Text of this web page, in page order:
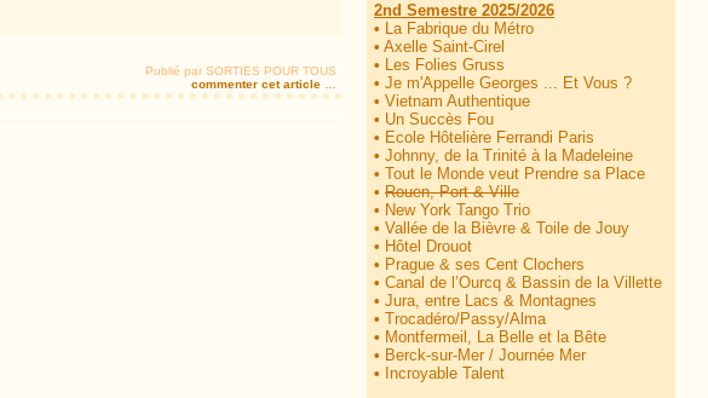
Publié par SORTIES POUR TOUS
commenter cet article
2nd Semestre 2025/2026
• La Fabrique du Métro
• Axelle Saint-Cirel
• Les Folies Gruss
• Je m'Appelle Georges ... Et Vous ?
• Vietnam Authentique
• Un Succès Fou
• Ecole Hôtelière Ferrandi Paris
• Johnny, de la Trinité à la Madeleine
• Tout le Monde veut Prendre sa Place
• Rouen, Port & Ville
• New York Tango Trio
• Vallée de la Bièvre & Toile de Jouy
• Hôtel Drouot
• Prague & ses Cent Clochers
• Canal de l’Ourcq & Bassin de la Villette
• Jura, entre Lacs & Montagnes
• Trocadéro/Passy/Alma
• Montfermeil, La Belle et la Bête
• Berck-sur-Mer / Journée Mer
•
Incroyable Talent